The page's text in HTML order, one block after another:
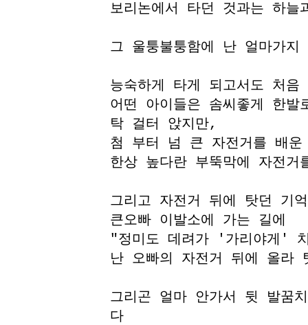
보리논에서 타던 것과는 하늘
그 울퉁불퉁함에 난 얼마가
능숙하게 타게 되고서도 처
어떤 아이들은 솜씨좋게 한
탁 걸터 앉지만,
첨 부터 넘 큰 자전거를 배
한상 높다란 부뚝막에 자전
그리고 자전거 뒤에 탓던 기
큰오빠 이발소에 가는 길에
"정미도 데려가 '가리야게'
난 오빠의 자전거 뒤에 올라
그리곤 얼마 안가서 뒷 발꿈
다